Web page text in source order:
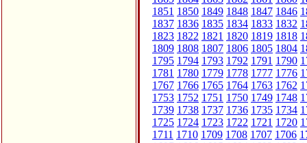
1851 1850 1849 1848 1847 1846
1837 1836 1835 1834 1833 1832
1823 1822 1821 1820 1819 1818
1809 1808 1807 1806 1805 1804
1795 1794 1793 1792 1791 1790
1781 1780 1779 1778 1777 1776
1767 1766 1765 1764 1763 1762
1753 1752 1751 1750 1749 1748
1739 1738 1737 1736 1735 1734
1725 1724 1723 1722 1721 1720
1711 1710 1709 1708 1707 1706